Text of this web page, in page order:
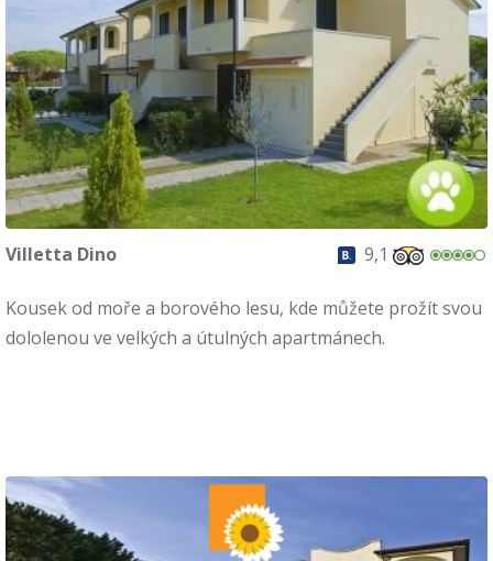
Villetta Dino 9,1
Kousek od moře a borového lesu, kde můžete prožít svou
dololenou ve velkých a útulných apartmánech.